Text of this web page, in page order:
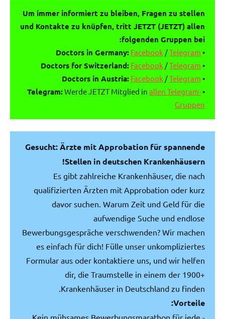
Um immer informiert zu bleiben, Fragen zu stellen
und Kontakte zu knüpfen, tritt JETZT (JETZT) allen
folgenden Gruppen bei:
•
Doctors in Germany: Facebook /Telegram
•
Doctors for Switzerland: Facebook /Telegram
•
Doctors in Austria: Facebook /Telegram
•
Telegram:Werde JETZT Mitglied in allen Telegram-
Gruppen
Gesucht: Ärzte mit Approbation für spannende
Stellen in deutschen Krankenhäusern!
Es gibt zahlreiche Krankenhäuser, die nach
qualifizierten Ärzten mit Approbation oder kurz
davor suchen. Warum Zeit und Geld für die
aufwendige Suche und endlose
Bewerbungsgespräche verschwenden? Wir machen
es einfach für dich! Fülle unser unkompliziertes
Formular aus oder kontaktiere uns, und wir helfen
dir, die Traumstelle in einem der 1900+
Krankenhäuser in Deutschland zu finden.
Vorteile:
- Kein mühsames Bewerbungsmarathon für jede